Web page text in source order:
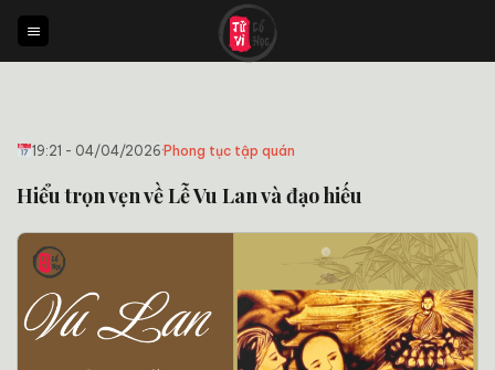
qua
nội
19:21 - 04/04/2026·Phong tục tập quán
Hiểu trọn vẹn về Lễ Vu Lan và đạo hiếu